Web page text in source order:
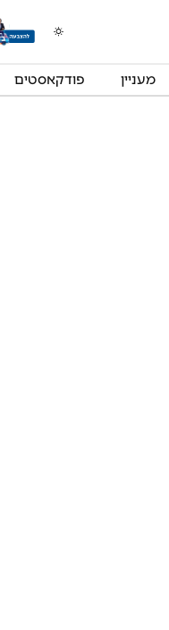
מעניין פודקאסטים